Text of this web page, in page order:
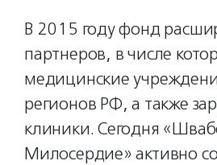
В 2015 году фонд
партнеров, в числе
медицинские
регионов РФ, а также
клиники. Сегодня
Милосердие» активно